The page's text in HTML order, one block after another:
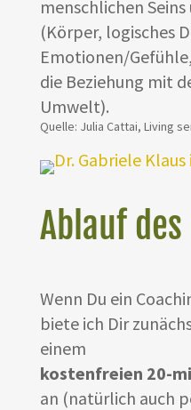
menschlichen
(Körper, logisches
Emotionen/
die Beziehung mit
Umwelt).
Quelle: Julia Cattai, Living
Ablauf
Wenn Du ein
biete ich Dir
einem
kostenfreien 20-
an (natürlich auch